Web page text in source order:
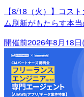
【8/18（火）】コス
ム刷新がもたらす本
開催前2026年8月18日